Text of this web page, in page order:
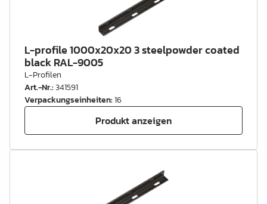
L-profile 1000x20x20 3 steelpowder coated
black RAL-9005
L-Profilen
Art.-Nr.:341591
Verpackungseinheiten:16
Produkt anzeigen